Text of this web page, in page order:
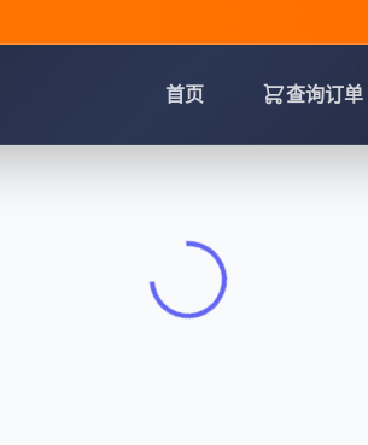
首页 查询订单